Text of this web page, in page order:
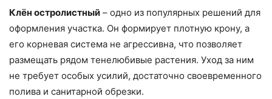
Клён остролистный – одно из популярных решений для
оформления участка. Он формирует плотную крону, а
его корневая система не агрессивна, что позволяет
размещать рядом тенелюбивые растения. Уход за ним
не требует особых усилий, достаточно своевременного
полива и санитарной обрезки.